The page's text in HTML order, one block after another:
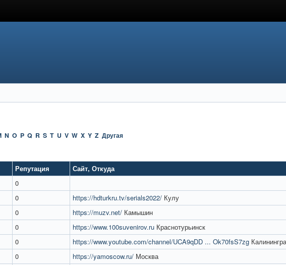
N O P Q R S T U V W X Y Z Другая
Репутация Сайт, Откуда
0
0 https://hdturkru.tv/serials2022/ Кулу
0 https://muzv.net/ Камышин
0 https://www.100suvenirov.ru Краснотурьинск
0 https://www.youtube.com/channel/UCA9qDD ... Ok70fsS7zg
0 https://yamoscow.ru/ Москва